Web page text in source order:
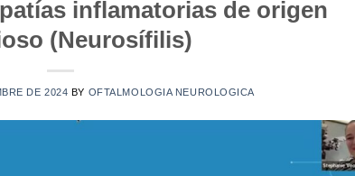
inflamatorias de origen
(Neurosífilis)
DE 2024 BY OFTALMOLOGIA NEUROLOGICA